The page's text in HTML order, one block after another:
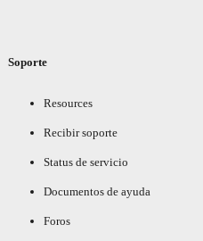
Soporte
Resources
Recibir soporte
Status de servicio
Documentos de ayuda
Foros